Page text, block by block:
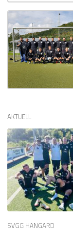
AKTUELL
SVGG HANGARD